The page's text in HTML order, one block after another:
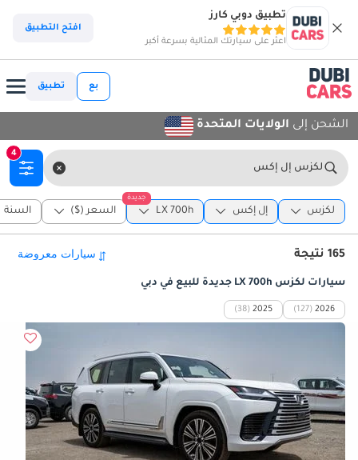
تطبيق دوبي كارز
اعثر على سيارتك المثالية بسرعة أكبر
افتح التطبيق
بع تطبيق
الشحن إلى الولايات المتحدة
لكزس إل إكس
4
لكزس إل إكس
جديدة
LX 700h السعر ($) السنة
165 نتيجة
سيارات لكزس LX 700h جديدة للبيع في دبي
2026
(127)
2025
(38)